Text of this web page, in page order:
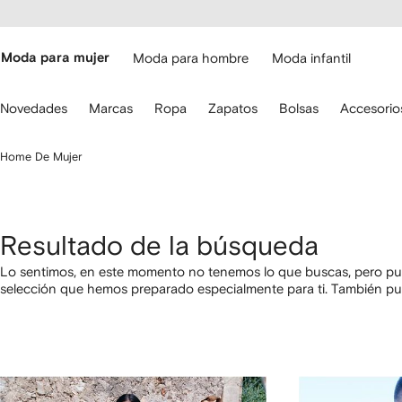
Moda para mujer Moda para hombre Moda infantil
Novedades Marcas Ropa Zapatos Bolsas
Home De Mujer
Resultado de la búsqueda
Lo sentimos, en este momento no tenemos lo que buscas, pero
selección que hemos preparado especialmente para ti. También
1
2
3
4